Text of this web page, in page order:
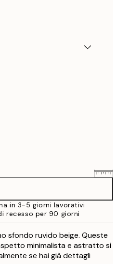
118 €
148,50 €
198 €
133,50 €
178 €
208,50 €
in 3-5 giorni lavorativi
recesso per 90 giorni
sfondo ruvido beige. Queste
minimalista e astratto si
se hai già dettagli